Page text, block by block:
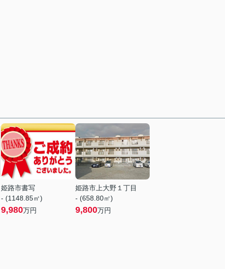
姫路市書写
- (1148.85㎡)
9,980万円
姫路市上大野１丁目
- (658.80㎡)
9,800万円